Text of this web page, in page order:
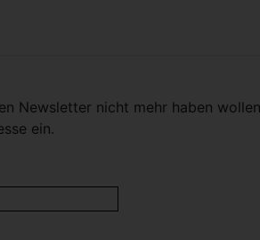
Newsletter nicht mehr haben
ein.